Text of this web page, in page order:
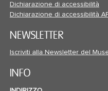
Dichiarazione di accessibilità
Dichiarazione di accessibilità
NEWSLETTER
Iscriviti alla Newsletter del
INFO